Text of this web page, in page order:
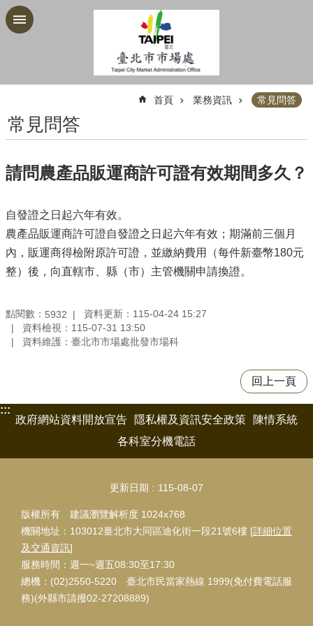
跳到主要內容區塊
首頁 業務資訊 常見問答
常見問答
請問農產品販運商許可證有效期間多久？
自發證之日起六年有效。
農產品販運商許可證自發證之日起六年有效；期滿前三個月
內，販運商得檢附原許可證，並繳納費用（每件新臺幣180元
整）後，向直轄市、縣（市）主管機關申請換證。
點閱數： 5932
資料更新：115-04-24 15:27
資料檢視：115-07-31 13:50
資料維護：臺北市市場處批發市場科
回上一頁
:::
政府網站資料開放宣告
隱私權及資訊安全政策
陳情系統
各科室分機電話
更新日期 115-08-07
版權所有 建議瀏覽解析度 1024x768
機關地址：103012臺北市大同區迪化街一段21號6樓 [詳細位置
及交通資訊]
服務時間：週一~週五08:30至17:30
總機：(02)2550-5220 臺北市民當家熱線 1999(免付費電話服
務)(外縣市請撥02-27208889)